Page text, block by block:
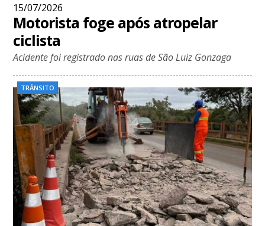
15/07/2026
Motorista foge após atropelar
ciclista
Acidente foi registrado nas ruas de São Luiz Gonzaga
TRÂNSITO